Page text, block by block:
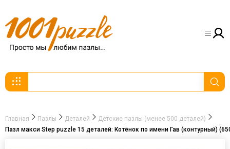
Главная Пазлы Деталей
Детские пазлы (менее 500 деталей)
Пазл макси Step puzzle 15 деталей: Котёнок по имени Гав (контурный)